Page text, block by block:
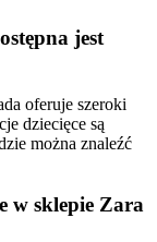
jest
oferuje szeroki
dziecięce są
można znaleźć
w sklepie Zara